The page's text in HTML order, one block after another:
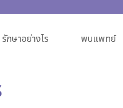
กษาอย่างไร พบแพทย์